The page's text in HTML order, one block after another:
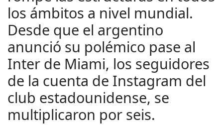
los ámbitos a nivel mundial.
Desde que el argentino
anunció su polémico pase al
Inter de Miami, los seguidores
de la cuenta de Instagram del
club estadounidense, se
multiplicaron por seis.